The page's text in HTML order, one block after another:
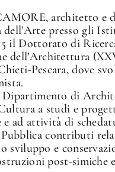
architetto e
dell’Arte presso gli
il Dottorato di
dell’Architettura
Pescara, dove
di
a studi e
ad attività di
Pubblica contributi
sviluppo e
post-simiche